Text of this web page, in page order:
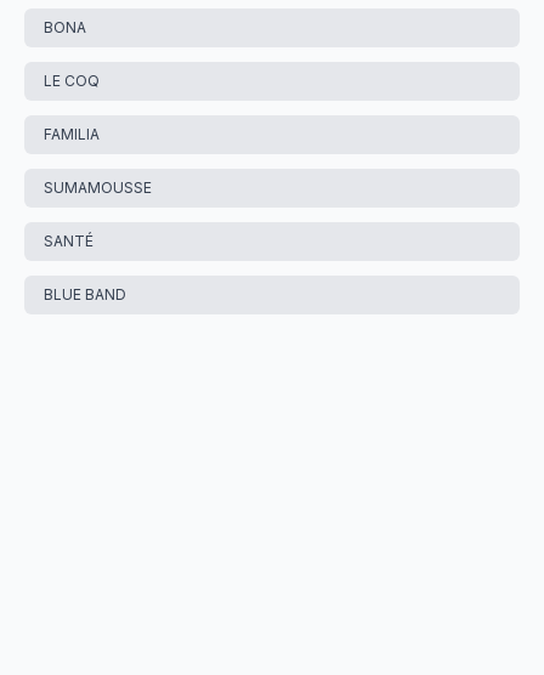
BONA
LE COQ
FAMILIA
SUMAMOUSSE
SANTÉ
BLUE BAND